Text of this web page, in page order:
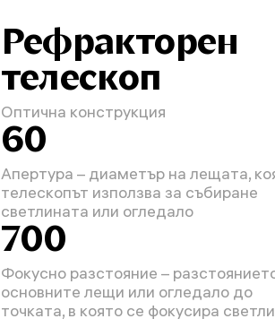
Рефракторен
телескоп
Оптична конструкция
60
Апертура – диаметър на лещата,
телескопът използва за събиране
светлината или огледало
700
Фокусно разстояние –
основните лещи или огледало до
точката, в която се фокусира